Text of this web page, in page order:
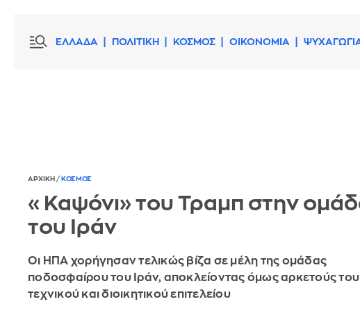
ΕΛΛΑΔΑ ΠΟΛΙΤΙΚΗ ΚΟΣΜΟΣ ΟΙΚΟΝΟΜΙΑ
ΑΡΧΙΚΗ / ΚΟΣΜΟΣ
«Καψόνι» του Τραμπ στην
του Ιράν
Οι ΗΠΑ χορήγησαν τελικώς βίζα σε μέλη της ομάδας
ποδοσφαίρου του Ιράν, αποκλείοντας όμως αρκετούς του
τεχνικού και διοικητικού επιτελείου